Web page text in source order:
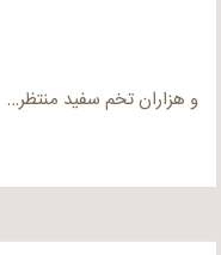
و هزاران تخم سفید منتظر…